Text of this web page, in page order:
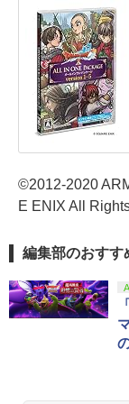
©2012-2020
E ENIX All
編集部のおすす